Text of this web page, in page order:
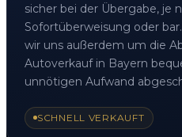
sicher bei der Übergabe, je
Sofortüberweisung oder
wir uns außerdem um die
Autoverkauf in Bayern
unnötigen Aufwand
SCHNELL VERKAUFT